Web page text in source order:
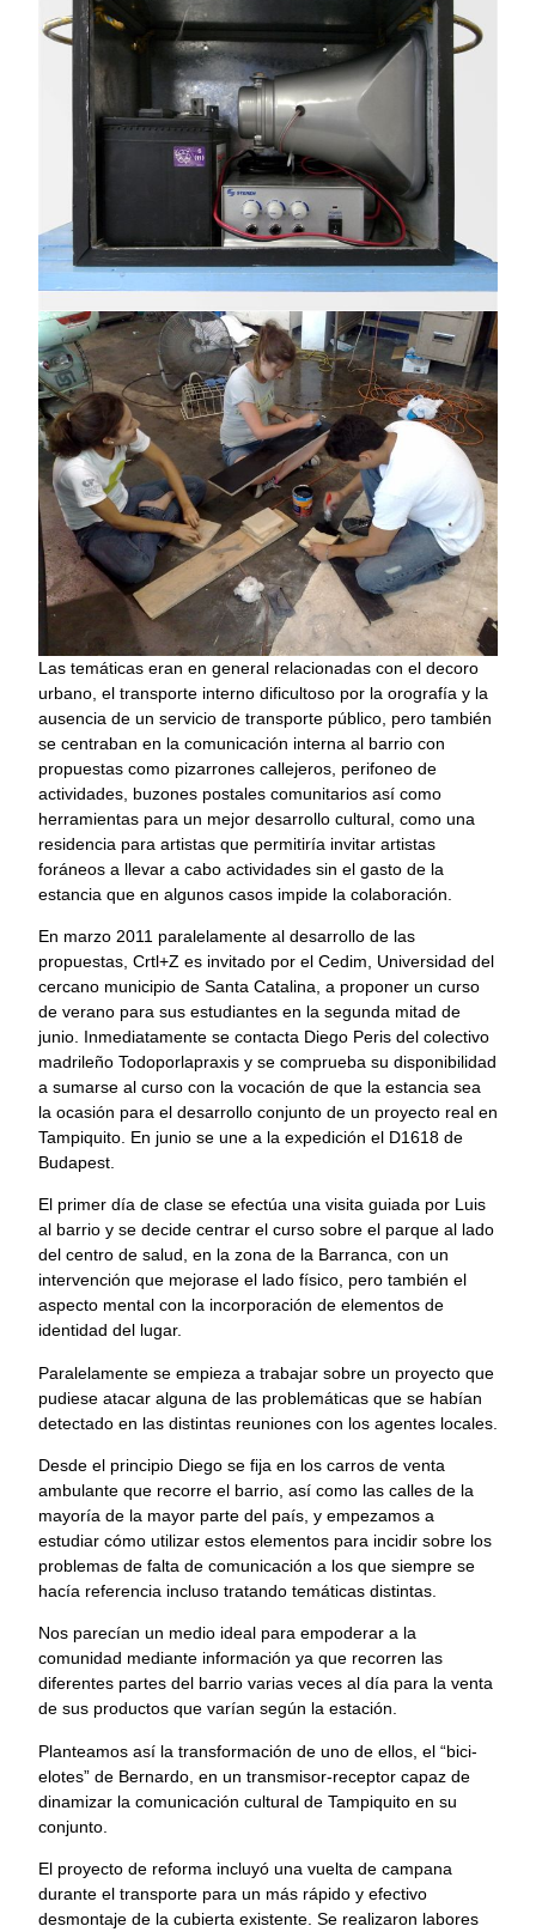
Las temáticas eran en general relacionadas con el decoro
urbano, el transporte interno dificultoso por la orografía y la
ausencia de un servicio de transporte público, pero también
se centraban en la comunicación interna al barrio con
propuestas como pizarrones callejeros, perifoneo de
actividades, buzones postales comunitarios así como
herramientas para un mejor desarrollo cultural, como una
residencia para artistas que permitiría invitar artistas
foráneos a llevar a cabo actividades sin el gasto de la
estancia que en algunos casos impide la colaboración.
En marzo 2011 paralelamente al desarrollo de las
propuestas, Crtl+Z es invitado por el Cedim, Universidad del
cercano municipio de Santa Catalina, a proponer un curso
de verano para sus estudiantes en la segunda mitad de
junio. Inmediatamente se contacta Diego Peris del colectivo
madrileño Todoporlapraxis y se comprueba su disponibilidad
a sumarse al curso con la vocación de que la estancia sea
la ocasión para el desarrollo conjunto de un proyecto real en
Tampiquito. En junio se une a la expedición el D1618 de
Budapest.
El primer día de clase se efectúa una visita guiada por Luis
al barrio y se decide centrar el curso sobre el parque al lado
del centro de salud, en la zona de la Barranca, con un
intervención que mejorase el lado físico, pero también el
aspecto mental con la incorporación de elementos de
identidad del lugar.
Paralelamente se empieza a trabajar sobre un proyecto que
pudiese atacar alguna de las problemáticas que se habían
detectado en las distintas reuniones con los agentes locales.
Desde el principio Diego se fija en los carros de venta
ambulante que recorre el barrio, así como las calles de la
mayoría de la mayor parte del país, y empezamos a
estudiar cómo utilizar estos elementos para incidir sobre los
problemas de falta de comunicación a los que siempre se
hacía referencia incluso tratando temáticas distintas.
Nos parecían un medio ideal para empoderar a la
comunidad mediante información ya que recorren las
diferentes partes del barrio varias veces al día para la venta
de sus productos que varían según la estación.
Planteamos así la transformación de uno de ellos, el “bici-
elotes” de Bernardo, en un transmisor-receptor capaz de
dinamizar la comunicación cultural de Tampiquito en su
conjunto.
El proyecto de reforma incluyó una vuelta de campana
durante el transporte para un más rápido y efectivo
desmontaje de la cubierta existente. Se realizaron labores